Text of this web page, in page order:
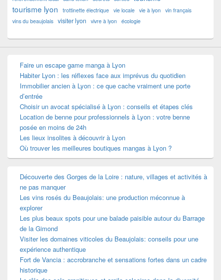
tourisme lyon trottinette électrique vie locale vie à lyon vin français
vins du beaujolais visiter lyon vivre à lyon écologie
Faire un escape game manga à Lyon
Habiter Lyon : les réflexes face aux imprévus du quotidien
Immobilier ancien à Lyon : ce que cache vraiment une porte
d’entrée
Choisir un avocat spécialisé à Lyon : conseils et étapes clés
Location de benne pour professionnels à Lyon : votre benne
posée en moins de 24h
Les lieux insolites à découvrir à Lyon
Où trouver les meilleures boutiques mangas à Lyon ?
Découverte des Gorges de la Loire : nature, villages et activités à
ne pas manquer
Les vins rosés du Beaujolais: une production méconnue à
explorer
Les plus beaux spots pour une balade paisible autour du Barrage
de la Gimond
Visiter les domaines viticoles du Beaujolais: conseils pour une
expérience authentique
Fort de Vancia : accrobranche et sensations fortes dans un cadre
historique